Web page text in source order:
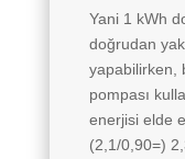
Yani 1 kWh
doğrudan
yapabilirken,
pompası
enerjisi elde
(2,1/0,90=)